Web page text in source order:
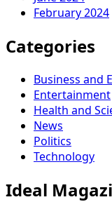
February 2024
Categories
Business and
Entertainment
Health and
News
Politics
Technology
Ideal